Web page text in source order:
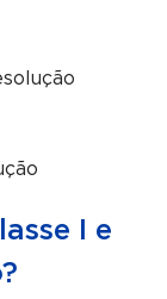
I e